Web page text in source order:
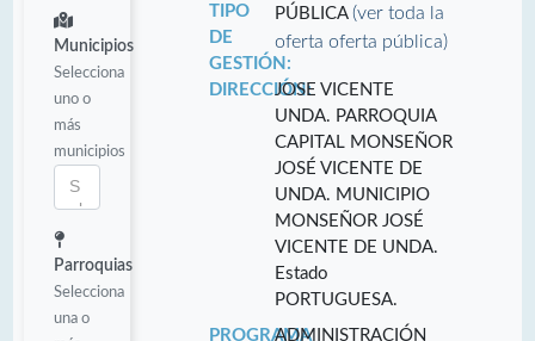
Municipios
Selecciona
uno o
más
municipios
Parroquias
Selecciona
una o
TIPO
DE
GESTIÓN:
PÚBLICA(ver toda la
oferta oferta pública)
DIRECCIÓN:JOSE VICENTE
UNDA. PARROQUIA
CAPITAL MONSEÑOR
JOSÉ VICENTE DE
UNDA. MUNICIPIO
MONSEÑOR JOSÉ
VICENTE DE UNDA.
Estado
PORTUGUESA.
PROGRAMAADMINISTRACIÓN